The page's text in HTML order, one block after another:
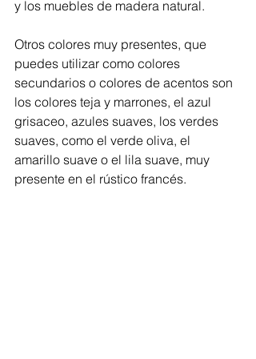
y los muebles de madera natural.
Otros colores muy presentes, que
puedes utilizar como colores
secundarios o colores de acentos son
los colores teja y marrones, el azul
grisaceo, azules suaves, los verdes
suaves, como el verde oliva, el
amarillo suave o el lila suave, muy
presente en el rústico francés.